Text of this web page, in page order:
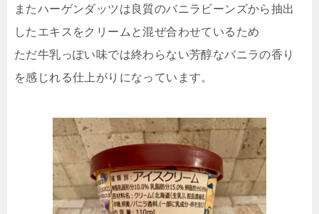
またハーゲンダッツは良質のバニラビーンズから抽出
したエキスをクリームと混ぜ合わせているため
ただ牛乳っぽい味では終わらない芳醇なバニラの香り
を感じれる仕上がりになっています。